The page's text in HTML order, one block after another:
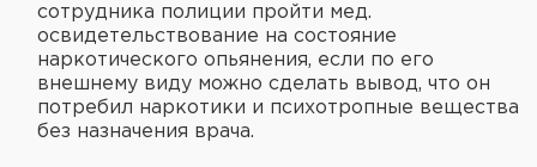
сотрудника полиции пройти мед.
освидетельствование на состояние
наркотического опьянения, если по его
внешнему виду можно сделать вывод, что он
потребил наркотики и психотропные вещества
без назначения врача.